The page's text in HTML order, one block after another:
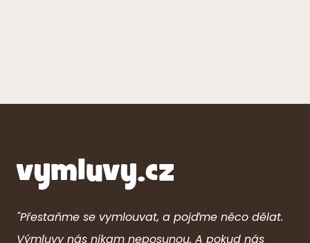
"Přestaňme se vymlouvat, a pojďme něco dělat.
Výmluvy nás nikam neposunou. A pokud nás